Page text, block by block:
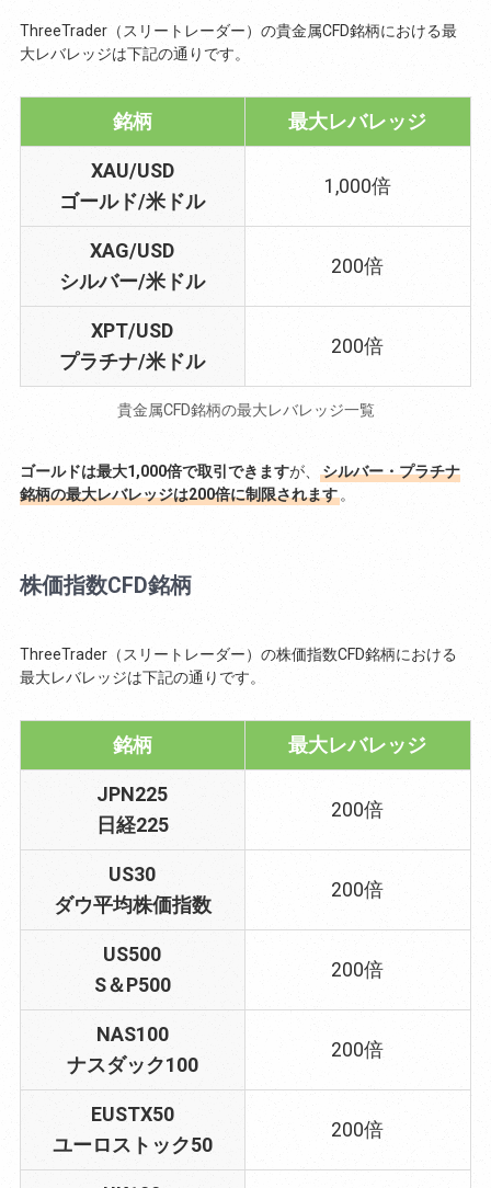
ThreeTrader（スリートレーダー）の貴金属CFD銘柄における最
大レバレッジは下記の通りです。
銘柄 最大レバレッジ
XAU/USD
ゴールド/米ドル
1,000倍
XAG/USD
シルバー/米ドル
200倍
XPT/USD
プラチナ/米ドル
200倍
貴金属CFD銘柄の最大レバレッジ一覧
ゴールドは最大1,000倍で取引できますが、
シルバー・プラチナ
銘柄の最大レバレッジは200倍に制限されます。
株価指数CFD銘柄
ThreeTrader（スリートレーダー）の株価指数CFD銘柄における
最大レバレッジは下記の通りです。
銘柄 最大レバレッジ
JPN225
日経225
200倍
US30
ダウ平均株価指数
200倍
US500
S＆P500
200倍
NAS100
ナスダック100
200倍
EUSTX50
ユーロストック50
200倍